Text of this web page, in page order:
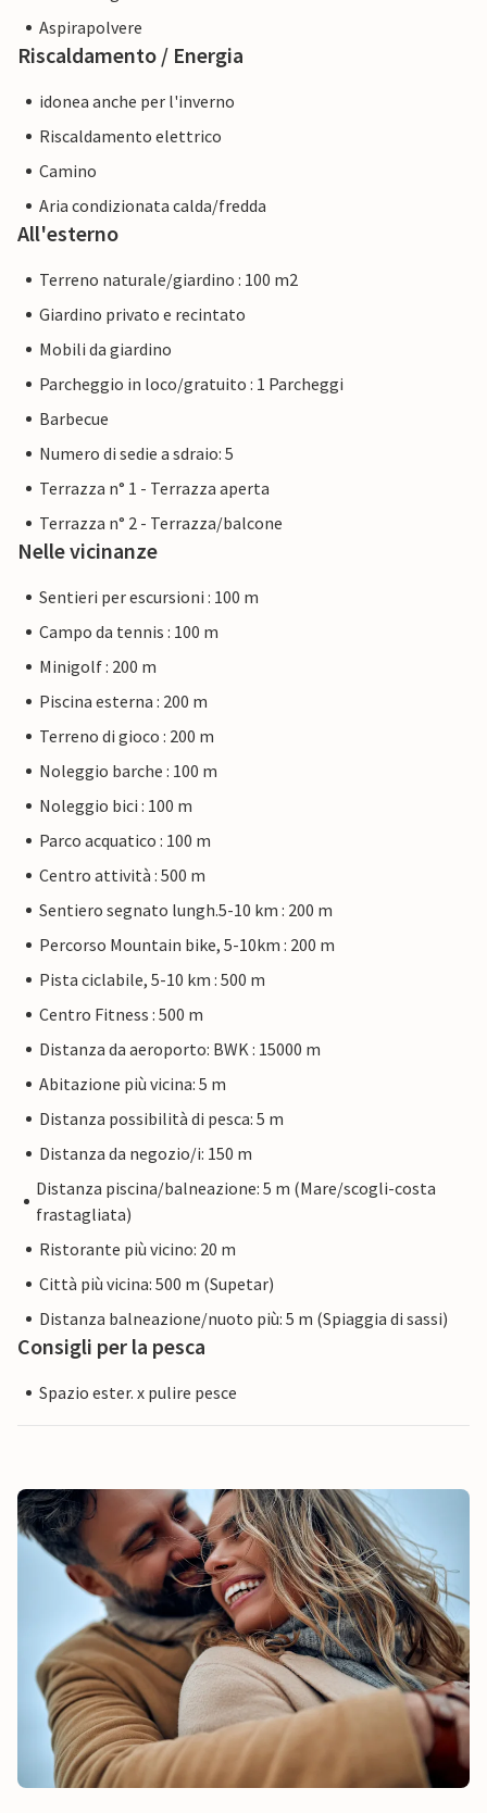
Aspirapolvere
Riscaldamento / Energia
idonea anche per l'inverno
Riscaldamento elettrico
Camino
Aria condizionata calda/fredda
All'esterno
Terreno naturale/giardino : 100 m2
Giardino privato e recintato
Mobili da giardino
Parcheggio in loco/gratuito : 1 Parcheggi
Barbecue
Numero di sedie a sdraio: 5
Terrazza n° 1 - Terrazza aperta
Terrazza n° 2 - Terrazza/balcone
Nelle vicinanze
Sentieri per escursioni : 100 m
Campo da tennis : 100 m
Minigolf : 200 m
Piscina esterna : 200 m
Terreno di gioco : 200 m
Noleggio barche : 100 m
Noleggio bici : 100 m
Parco acquatico : 100 m
Centro attività : 500 m
Sentiero segnato lungh.5-10 km : 200 m
Percorso Mountain bike, 5-10km : 200 m
Pista ciclabile, 5-10 km : 500 m
Centro Fitness : 500 m
Distanza da aeroporto: BWK : 15000 m
Abitazione più vicina: 5 m
Distanza possibilità di pesca: 5 m
Distanza da negozio/i: 150 m
Distanza piscina/balneazione: 5 m (Mare/scogli-costa
frastagliata)
Ristorante più vicino: 20 m
Città più vicina: 500 m (Supetar)
Distanza balneazione/nuoto più: 5 m (Spiaggia di sassi)
Consigli per la pesca
Spazio ester. x pulire pesce